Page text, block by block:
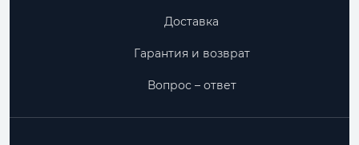
Доставка
Гарантия и возврат
Вопрос – ответ